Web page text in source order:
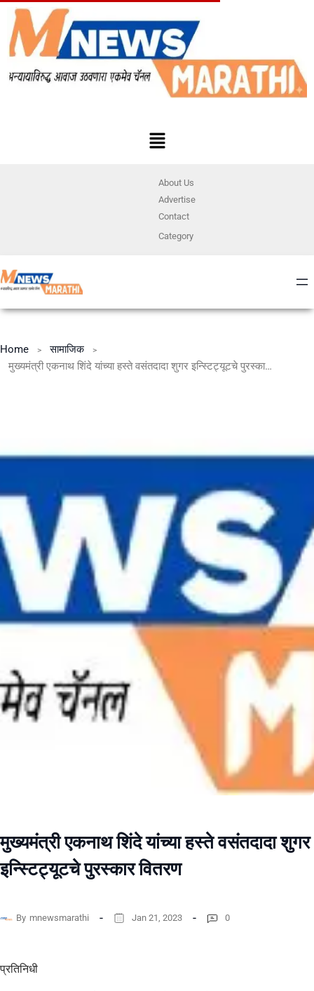
About Us
Advertise
Contact
Category
Home
सामाजिक
मुख्यमंत्री एकनाथ शिंदे यांच्या हस्ते वसंतदादा शुगर इन्स्टिट्यूटचे पुरस्कार वितरण
मुख्यमंत्री एकनाथ शिंदे यांच्या हस्ते वसंतदादा शुगर
इन्स्टिट्यूटचे पुरस्कार वितरण
By mnewsmarathi Jan 21, 2023 0
प्रतिनिधी